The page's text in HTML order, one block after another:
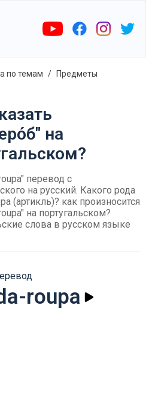
по темам
Предметы
на
перевод с
на русский. Какого рода
(артикль)? как произносится
на португальском?
слова в русском языке
roupa